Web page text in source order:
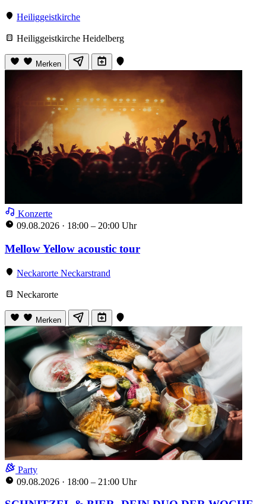
Heiliggeistkirche
Heiliggeistkirche Heidelberg
Merken
Konzerte
09.08.2026 · 18:00 – 20:00 Uhr
Mellow Yellow acoustic tour
Neckarorte Neckarstrand
Neckarorte
Merken
Party
09.08.2026 · 18:00 – 21:00 Uhr